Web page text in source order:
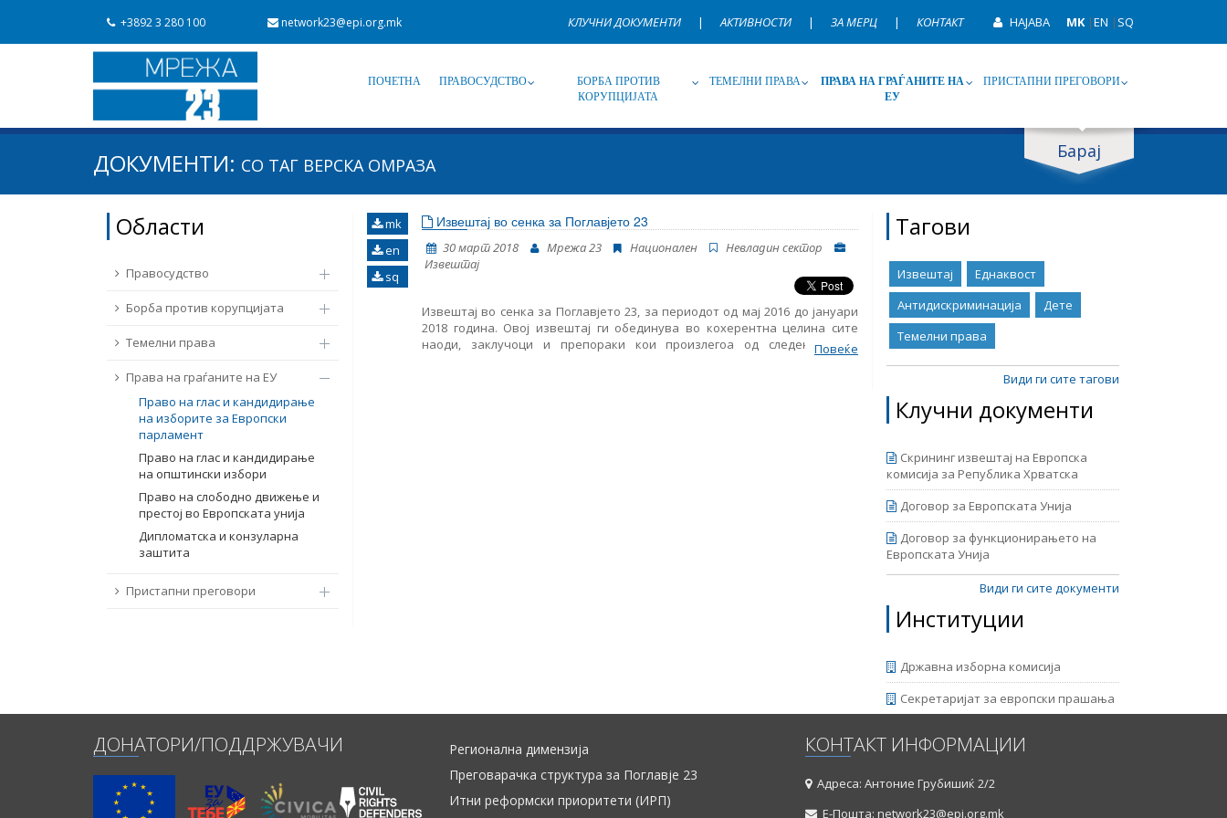
+3892 3 280 100 network23@epi.org.mk КЛУЧНИ ДОКУМЕНТИ | АКТИВНОСТИ | ЗА МЕРЦ | КОНТАКТ НАЈАВА MK|EN | SQ
ПОЧЕТНА ПРАВОСУДСТВО
БОРБА ПРОТИВ
КОРУПЦИЈАТА
ТЕМЕЛНИ ПРАВА
ПРАВА НА ГРАЃАНИТЕ НА
ЕУ
ПРИСТАПНИ ПРЕГОВОРИ
Барај
Барај документи
Датум на објавување Јазик Име, опис или клучен збор
ДОКУМЕНТИ: СО ТАГ ВЕРСКА ОМРАЗА
Области
Правосудство
Борба против корупцијата
Темелни права
Права на граѓаните на ЕУ
Право на глас и кандидирање
на изборите за Европски
парламент
Право на глас и кандидирање
на општински избори
Право на слободно движење и
престој во Европската унија
Дипломатска и конзуларна
заштита
Пристапни преговори
mk
en
sq
Извештај во сенка за Поглавјето 23
30 март 2018 Мрежа 23 Национален
Невладин сектор
Извештај
Извештај во сенка за Поглавјето 23, за периодот од мај 2016 до јануари
2018 година. Овој извештај ги обединува во кохерентна целина сите
наоди, заклучоци и препораки кои произлегоа од следењето на
областите структурирани во Поглавјето 23: правосудство, борба против
Повеќе
Тагови
Извештај
Еднаквост
Антидискриминација
Дете
Темелни права
Види ги сите тагови
Клучни документи
Скрининг извештај на Европска
комисија за Република Хрватска
Договор за Европската Унија
Договор за функционирањето на
Европската Унија
Види ги сите документи
Институции
Државна изборна комисија
Секретаријат за европски прашања
ДОНАТОРИ/ПОДДРЖУВАЧИ
Регионална димензија
Преговарачка структура за Поглавје 23
Итни реформски приоритети (ИРП)
КОНТАКТ ИНФОРМАЦИИ
Адреса: Антоние Грубишиќ 2/2
Е-Пошта: network23@epi.org.mk